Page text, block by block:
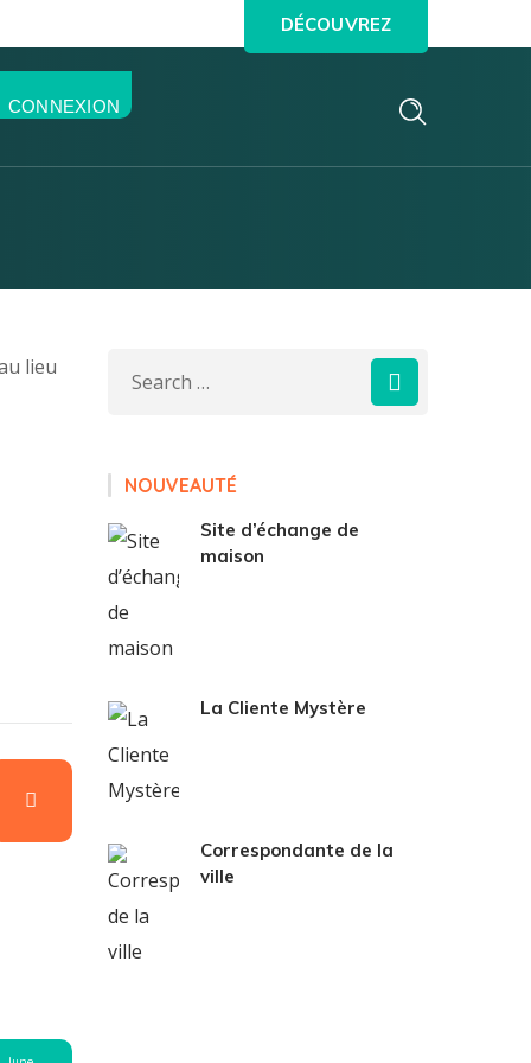
DÉCOUVREZ
CONNEXION
lieu
NOUVEAUTÉ
Site d’échange de
maison
La Cliente Mystère
Correspondante de la
ville